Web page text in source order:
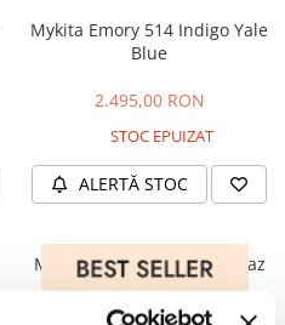
Mykita Emory 514 Indigo Yale
Blue
2.495,00 RON
STOC EPUIZAT
ALERTĂ STOC
Mykita Nukka 826 C73 Topaz
Shiny Cooper